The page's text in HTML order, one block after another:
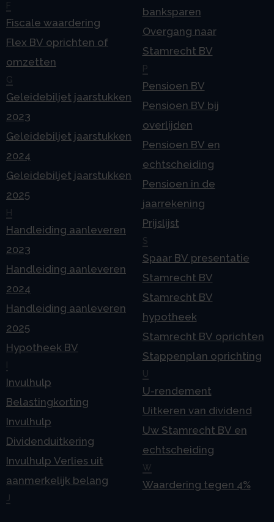
F
Fiscale waardering
Flex BV oprichten of
omzetten
G
Geleidebiljet jaarstukken
2023
Geleidebiljet jaarstukken
2024
Geleidebiljet jaarstukken
2025
H
Handleiding aanleveren
2023
Handleiding aanleveren
2024
Handleiding aanleveren
2025
Hypotheek BV
Invulhulp
Belastingkorting
Invulhulp
Dividenduitkering
Invulhulp Verlies uit
aanmerkelijk belang
banksparen
Overgang naar
Stamrecht BV
P
Pensioen BV
Pensioen BV bij
overlijden
Pensioen BV en
echtscheiding
Pensioen in de
jaarrekening
Prijslijst
S
Spaar BV presentatie
Stamrecht BV
Stamrecht BV
hypotheek
Stamrecht BV oprichten
Stappenplan oprichting
U
U-rendement
Uitkeren van dividend
Uw Stamrecht BV en
echtscheiding
W
Waardering tegen 4%